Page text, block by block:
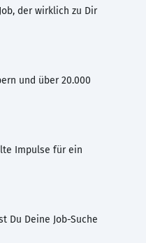
der wirklich zu Dir
und über 20.000
Impulse für ein
Du Deine Job-Suche